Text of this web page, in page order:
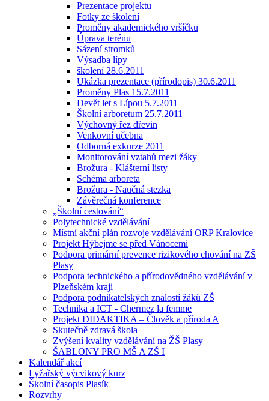
Prezentace projektu
Fotky ze školení
Proměny akademického vršíčku
Úprava terénu
Sázení stromků
Výsadba lípy
školení 28.6.2011
Ukázka prezentace (přírodopis) 30.6.2011
Proměny Plas 15.7.2011
Devět let s Lípou 5.7.2011
Školní arboretum 25.7.2011
Výchovný řez dřevin
Venkovní učebna
Odborná exkurze 2011
Monitorování vztahů mezi žáky
Brožura - Klášterní listy
Schéma arboreta
Brožura - Naučná stezka
Závěrečná konference
„Školní cestování“
Polytechnické vzdělávání
Místní akční plán rozvoje vzdělávání ORP Kralovice
Projekt Hýbejme se před Vánocemi
Podpora primární prevence rizikového chování na ZŠ
Plasy
Podpora technického a přírodovědného vzdělávání v
Plzeňském kraji
Podpora podnikatelských znalostí žáků ZŠ
Technika a ICT - Chermez la femme
Projekt DIDAKTIKA – Člověk a příroda A
Skutečně zdravá škola
Zvýšení kvality vzdělávání na ŽŠ Plasy
ŠABLONY PRO MŠ A ZŠ I
Kalendář akcí
Lyžařský výcvikový kurz
Školní časopis Plasík
Rozvrhy